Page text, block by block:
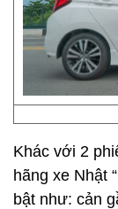
Khác với 2
hãng xe Nhật
bật như: cản